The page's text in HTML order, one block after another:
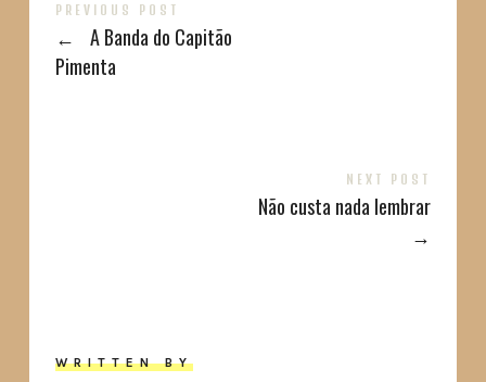
PREVIOUS POST
←
A Banda do Capitão
Pimenta
NEXT POST
Não custa nada lembrar
→
WRITTEN BY